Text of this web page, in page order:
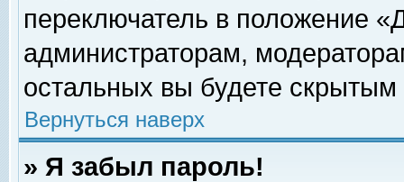
переключатель в положение
администраторам,
остальных вы будете скрытым
Вернуться наверх
» Я забыл пароль!